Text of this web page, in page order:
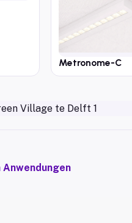
Metronome-C
Anwendungen